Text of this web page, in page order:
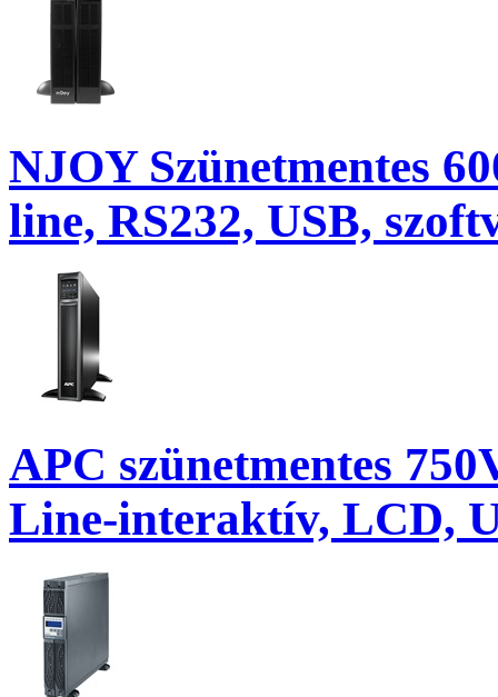
NJOY Szünetmentes
line, RS232, USB,
APC szünetmentes
Line-interaktív, LCD,